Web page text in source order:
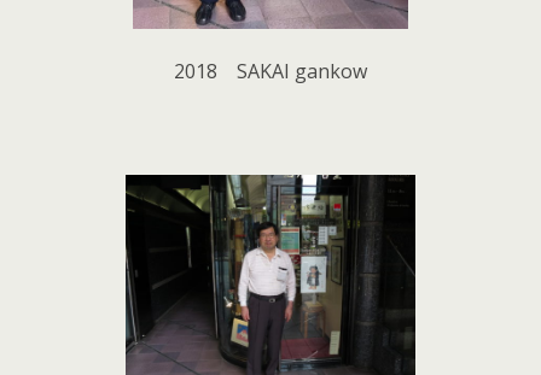
2018 SAKAI gankow